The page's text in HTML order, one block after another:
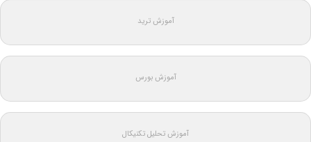
آموزش ترید
آموزش بورس
آموزش تحلیل تکنیکال